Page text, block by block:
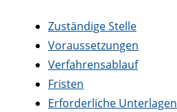
Zuständige Stelle
Voraussetzungen
Verfahrensablauf
Fristen
Erforderliche Unterlagen